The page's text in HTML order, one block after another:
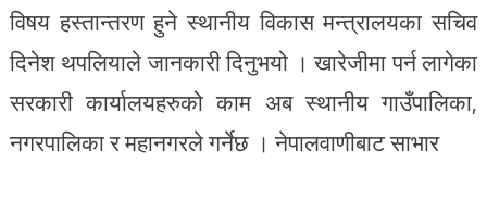
विषय हस्तान्तरण हुने स्थानीय विकास मन्त्रालयका सचिव
दिनेश थपलियाले जानकारी दिनुभयो । खारेजीमा पर्न लागेका
सरकारी कार्यालयहरुको काम अब स्थानीय गाउँपालिका,
नगरपालिका र महानगरले गर्नेछ । नेपालवाणीबाट साभार